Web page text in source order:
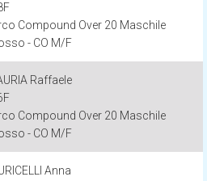
Compound Over 20 Maschile
- CO M/F
Raffaele
Compound Over 20 Maschile
- CO M/F
Anna